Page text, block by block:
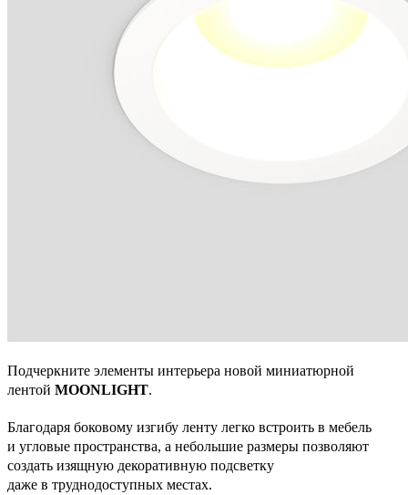
Подчеркните элементы интерьера новой миниатюрной
лентой MOONLIGHT.
Благодаря боковому изгибу ленту легко встроить в мебель
и угловые пространства, а небольшие размеры позволяют
создать изящную декоративную подсветку
даже в труднодоступных местах.